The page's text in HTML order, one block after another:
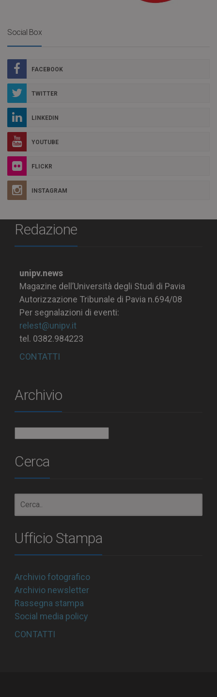
Social Box
FACEBOOK
TWITTER
LINKEDIN
YOUTUBE
FLICKR
INSTAGRAM
Redazione
unipv.news
Magazine dell’Università degli Studi di Pavia
Autorizzazione Tribunale di Pavia n.694/08
Per segnalazioni di eventi:
relest@unipv.it
tel. 0382.984223
CONTATTI
Archivio
Cerca
Ufficio Stampa
Archivio fotografico
Archivio newsletter
Rassegna stampa
Social media policy
CONTATTI